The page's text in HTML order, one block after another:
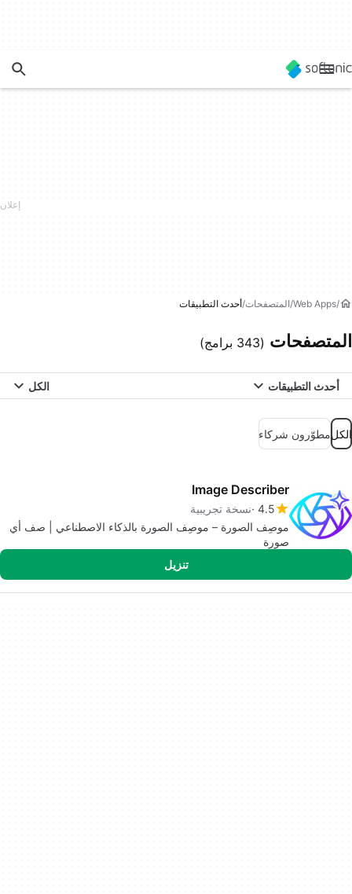
Web Apps المتصفحات أحدث التطبيقات
المتصفحات (343 برامج)
أحدث التطبيقات الكل
الكلمطوّرون شركاء
Image Describer
4.5 نسخة تجريبية
موصِف الصورة – موصِف الصورة بالذكاء الاصطناعي | صف أي
صورة
تنزيل